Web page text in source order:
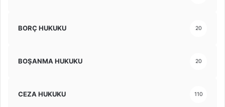
BORÇ HUKUKU 20
BOŞANMA HUKUKU 20
CEZA HUKUKU 110